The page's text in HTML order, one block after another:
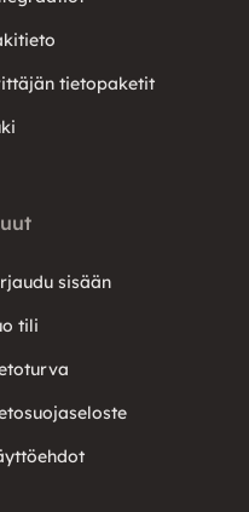
tietopaketit
sisään
tili